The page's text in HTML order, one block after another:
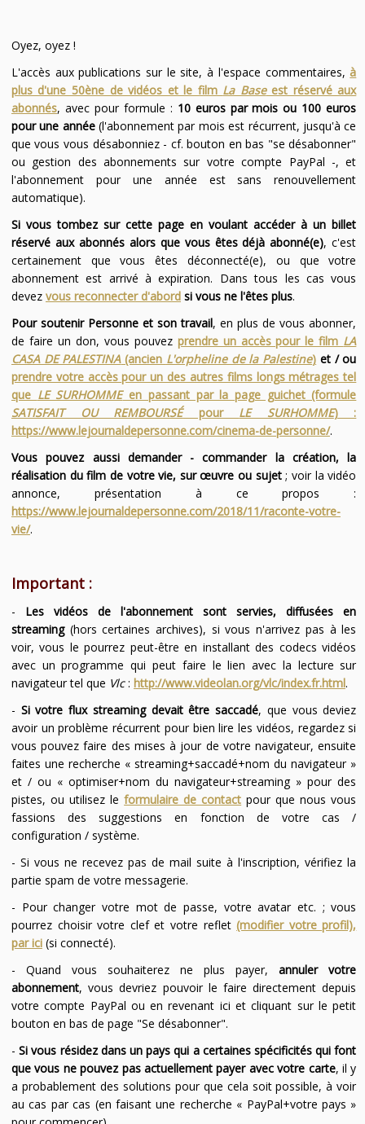
Oyez, oyez !
L'accès aux publications sur le site, à l'espace commentaires,à
plus d'une 50ène de vidéos et le film La Baseest réservé aux
abonnés, avec pour formule : 10 euros par mois ou 100 euros
pour une année(l'abonnement par mois est récurrent, jusqu'à ce
que vous vous désabonniez - cf. bouton en bas "se désabonner"
ou gestion des abonnements sur votre compte PayPal -, et
l'abonnement pour une année est sans renouvellement
automatique).
Si vous tombez sur cette page en voulant accéder à un billet
réservé aux abonnés alors que vous êtes déjà abonné(e), c'est
certainement que vous êtes déconnecté(e), ou que votre
abonnement est arrivé à expiration. Dans tous les cas vous
devez vous reconnecter d'abordsi vous ne l'êtes plus.
Pour soutenir Personne et son travail, en plus de vous abonner,
de faire un don, vous pouvez prendre un accès pour le film LA
CASA DE PALESTINA(ancien L'orpheline de la Palestine) et / ou
prendre votre accès pour un des autres films longs métrages tel
que LE SURHOMMEen passant par la page guichet (formule
SATISFAIT OU REMBOURSÉpour LE SURHOMME) :
https://www.lejournaldepersonne.com/cinema-de-personne/.
Vous pouvez aussi demander - commander la création, la
réalisation du film de votre vie, sur œuvre ou sujet; voir la vidéo
annonce, présentation à ce propos :
https://www.lejournaldepersonne.com/2018/11/raconte-votre-
vie/.
Important :
- Les vidéos de l'abonnement sont servies, diffusées en
streaming(hors certaines archives), si vous n'arrivez pas à les
voir, vous le pourrez peut-être en installant des codecs vidéos
avec un programme qui peut faire le lien avec la lecture sur
navigateur tel que Vlc: http://www.videolan.org/vlc/index.fr.html.
- Si votre flux streaming devait être saccadé, que vous deviez
avoir un problème récurrent pour bien lire les vidéos, regardez si
vous pouvez faire des mises à jour de votre navigateur, ensuite
faites une recherche « streaming+saccadé+nom du navigateur »
et / ou « optimiser+nom du navigateur+streaming » pour des
pistes, ou utilisez leformulaire de contact pour que nous vous
fassions des suggestions en fonction de votre cas /
configuration / système.
- Si vous ne recevez pas de mail suite à l'inscription, vérifiez la
partie spam de votre messagerie.
- Pour changer votre mot de passe, votre avatar etc. ; vous
pourrez choisir votre clef et votre reflet(modifier votre profil),
par ici(si connecté).
- Quand vous souhaiterez ne plus payer,annuler votre
abonnement, vous devriez pouvoir le faire directement depuis
votre compte PayPal ou en revenant ici et cliquant sur le petit
bouton en bas de page "Se désabonner".
-Si vous résidez dans un pays qui a certaines spécificités qui font
que vous ne pouvez pas actuellement payer avec votre carte, il y
a probablement des solutions pour que cela soit possible, à voir
au cas par cas (en faisant une recherche « PayPal+votre pays »